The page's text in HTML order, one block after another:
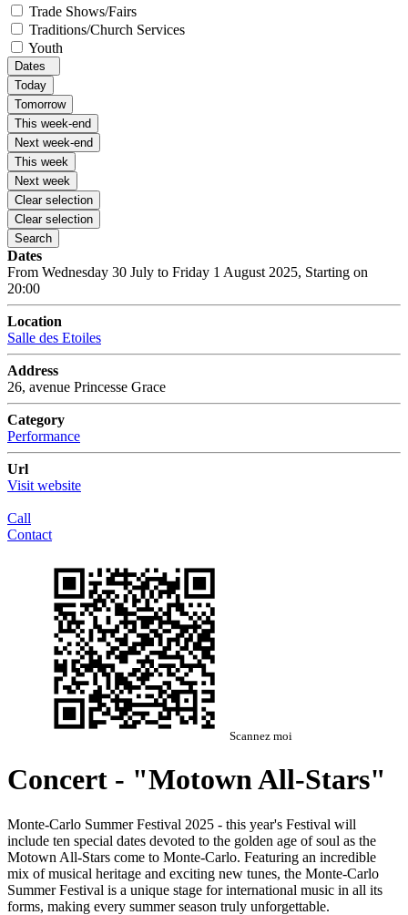
Trade Shows/Fairs
Traditions/Church Services
Youth
Dates
Today
Tomorrow
This week-end
Next week-end
This week
Next week
Clear selection
Clear selection
Search
Dates
From Wednesday 30 July to Friday 1 August 2025, Starting on
20:00
Location
Salle des Etoiles
Address
26, avenue Princesse Grace
Category
Performance
Url
Visit website
Call
Contact
Scannez moi
Concert - "Motown All-Stars"
Monte-Carlo Summer Festival 2025 - this year's Festival will
include ten special dates devoted to the golden age of soul as the
Motown All-Stars come to Monte-Carlo. Featuring an incredible
mix of musical heritage and exciting new tunes, the Monte-Carlo
Summer Festival is a unique stage for international music in all its
forms, making every summer season truly unforgettable.